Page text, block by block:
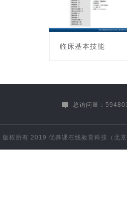
临床基本技能
总访问量：
版权所有 2019优慕课在线教育科技（北